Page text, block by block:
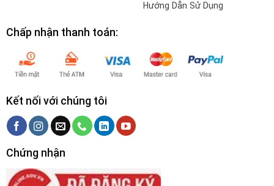
Hướng Dẫn Sử Dụng
Chấp nhận thanh toán:
Kết nối với chúng tôi
Chứng nhận